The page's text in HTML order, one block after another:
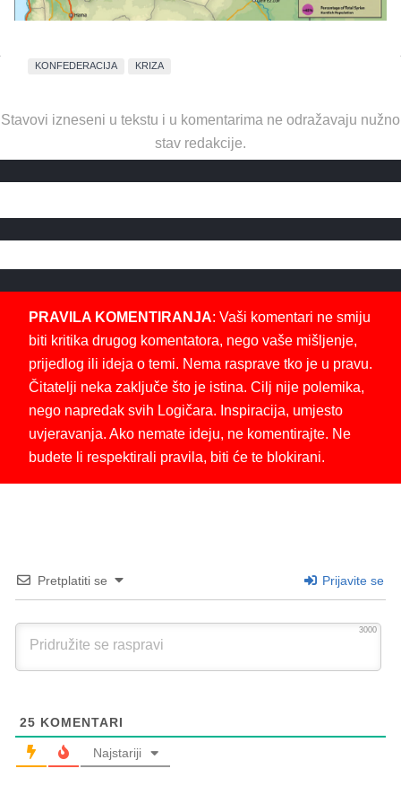
KONFEDERACIJA KRIZA
Stavovi izneseni u tekstu i u komentarima ne odražavaju nužno
stav redakcije.
PRAVILA KOMENTIRANJA: Vaši komentari ne smiju
biti kritika drugog komentatora, nego vaše mišljenje,
prijedlog ili ideja o temi. Nema rasprave tko je u pravu.
Čitatelji neka zaključe što je istina. Cilj nije polemika,
nego napredak svih Logičara. Inspiracija, umjesto
uvjeravanja. Ako nemate ideju, ne komentirajte. Ne
budete li respektirali pravila, biti će te blokirani.
Pretplatiti se Prijavite se
3000
25 KOMENTARI
Najstariji